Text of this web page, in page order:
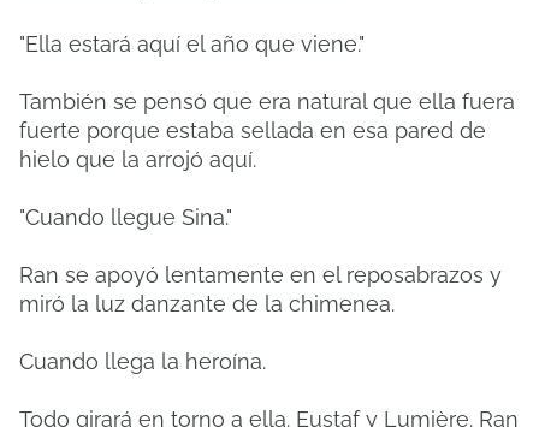
"Ella estará aquí el año que viene."
También se pensó que era natural que ella fuera
fuerte porque estaba sellada en esa pared de
hielo que la arrojó aquí.
"Cuando llegue Sina."
Ran se apoyó lentamente en el reposabrazos y
miró la luz danzante de la chimenea.
Cuando llega la heroína.
Todo girará en torno a ella. Eustaf y Lumière. Ran